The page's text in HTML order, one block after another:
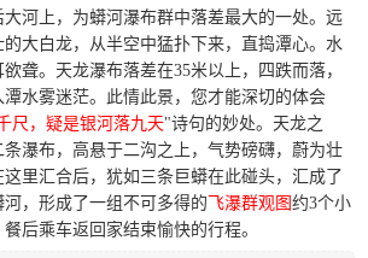
河上，为蟒河瀑布群中落差最大的一处。远
大白龙，从半空中猛扑下来，直捣潭心。水
聋。天龙瀑布落差在35米以上，四跌而落，
潭水雾迷茫。此情此景，您才能深切的体会
尺，疑是银河落九天"诗句的妙处。天龙之
瀑布，高悬于二沟之上，气势磅礴，蔚为壮
里汇合后，犹如三条巨蟒在此碰头，汇成了
，形成了一组不可多得的 飞瀑群观图约3个小
后乘车返回家结束愉快的行程。